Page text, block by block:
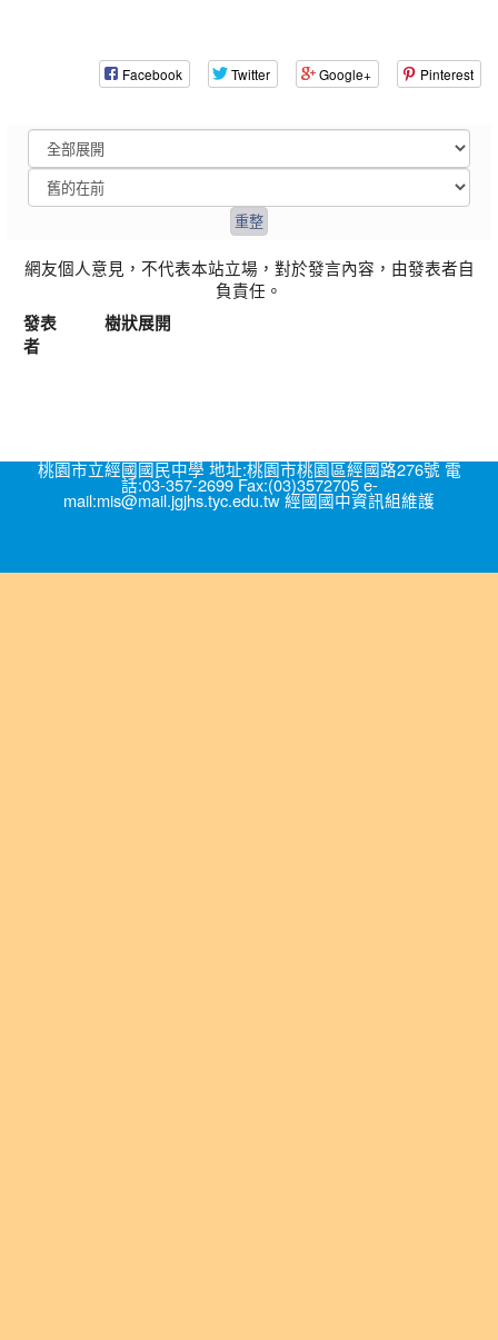
Facebook Twitter Google+ Pinterest
網友個人意見，不代表本站立場，對於發言內容，由發表者自
負責任。
發表
者
樹狀展開
桃園市立經國國民中學 地址:桃園市桃園區經國路276號 電
話:03-357-2699 Fax:(03)3572705 e-
mail:mis@mail.jgjhs.tyc.edu.tw 經國國中資訊組維護